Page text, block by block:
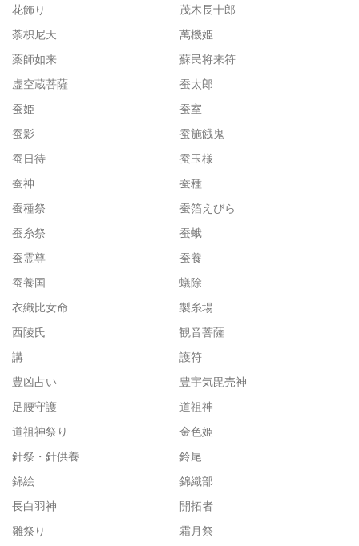
花飾り
茂木長十郎
荼枳尼天
萬機姫
薬師如来
蘇民将来符
虚空蔵菩薩
蚕太郎
蚕姫
蚕室
蚕影
蚕施餓鬼
蚕日待
蚕玉様
蚕神
蚕種
蚕種祭
蚕箔えびら
蚕糸祭
蚕蛾
蚕霊尊
蚕養
蚕養国
蟻除
衣織比女命
製糸場
西陵氏
観音菩薩
講
護符
豊凶占い
豊宇気毘売神
足腰守護
道祖神
道祖神祭り
金色姫
針祭・針供養
鈴尾
錦絵
錦織部
長白羽神
開拓者
雛祭り
霜月祭